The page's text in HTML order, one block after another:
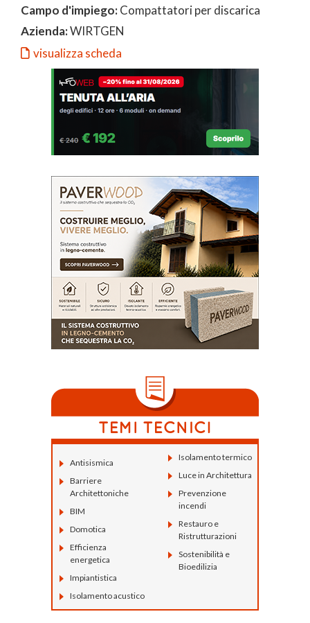
Campo d'impiego:Compattatori per discarica
Azienda:WIRTGEN
visualizza scheda
Antisismica
Barriere
Architettoniche
BIM
Domotica
Efficienza
energetica
Impiantistica
Isolamento acustico
Isolamento termico
Luce in Architettura
Prevenzione
incendi
Restauro e
Ristrutturazioni
Sostenibilità e
Bioedilizia